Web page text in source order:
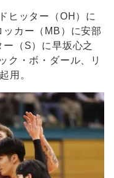
ヒッター（OH）に
カー（MB）に安部
（S）に早坂心之
ク・ボ・ダール、リ
用。